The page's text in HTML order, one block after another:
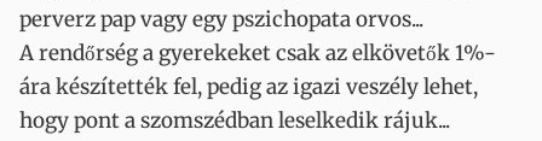
perverz pap vagy egy pszichopata orvos...
A rendőrség a gyerekeket csak az elkövetők 1%-
ára készítették fel, pedig az igazi veszély lehet,
hogy pont a szomszédban leselkedik rájuk...